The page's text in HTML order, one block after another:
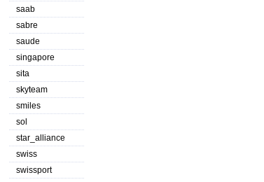
saab
sabre
saude
singapore
sita
skyteam
smiles
sol
star_alliance
swiss
swissport